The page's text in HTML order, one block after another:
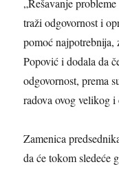
„Rešavanje
traži odgovornost i
pomoć najpotrebnija,
Popovići dodalada
odgovornost, prema
radova ovog velikog
Zamenica
da će tokom sledeće